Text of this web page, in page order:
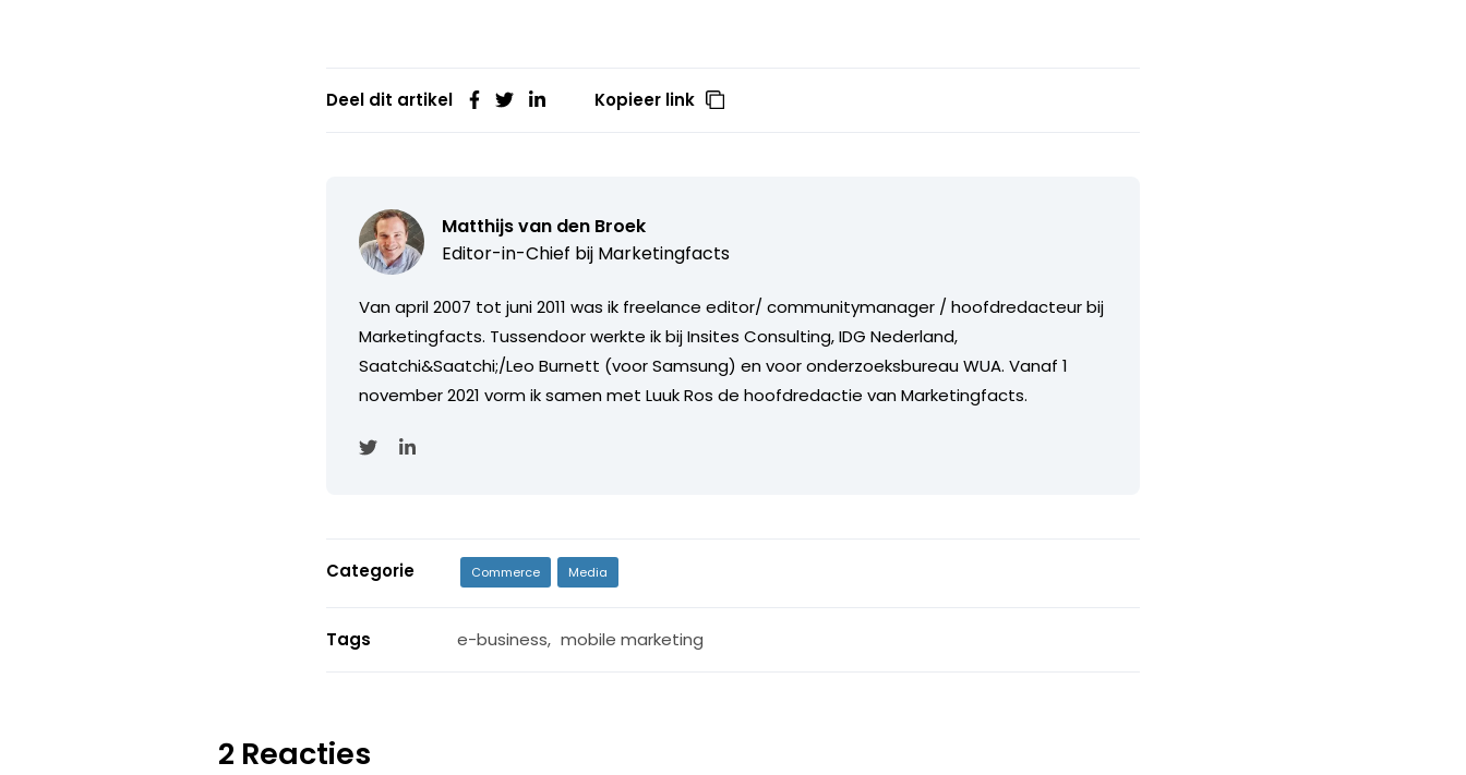
Deel dit artikel Kopieer link
Matthijs van den Broek
Editor-in-Chief bij Marketingfacts
Van april 2007 tot juni 2011 was ik freelance editor/ communitymanager / hoofdredacteur bij
Marketingfacts. Tussendoor werkte ik bij Insites Consulting, IDG Nederland,
Saatchi&Saatchi;/Leo Burnett (voor Samsung) en voor onderzoeksbureau WUA. Vanaf 1
november 2021 vorm ik samen met Luuk Ros de hoofdredactie van Marketingfacts.
Categorie Commerce Media
Tags e-business, mobile marketing
2 Reacties